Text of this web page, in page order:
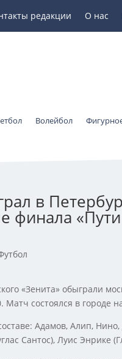
редакции О нас
Волейбол
в
финала
«Зенита» обыграли
Матч состоялся в городе
Адамов, Алип,
Сантос), Луис Энрике